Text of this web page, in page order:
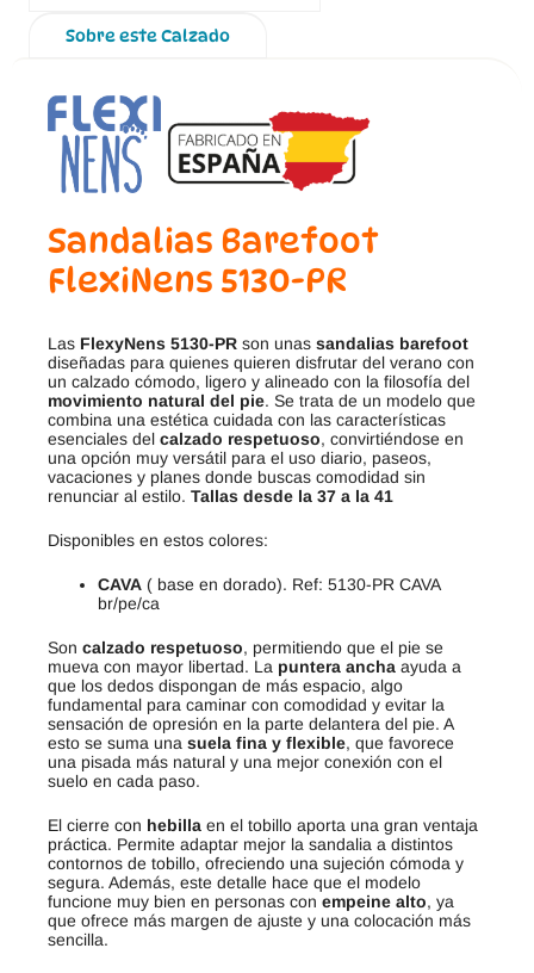
Sobre este Calzado
Sandalias Barefoot
FlexiNens 5130-PR
Las FlexyNens 5130-PR son unas sandalias barefoot
diseñadas para quienes quieren disfrutar del verano con
un calzado cómodo, ligero y alineado con la filosofía del
movimiento natural del pie. Se trata de un modelo que
combina una estética cuidada con las características
esenciales del calzado respetuoso, convirtiéndose en
una opción muy versátil para el uso diario, paseos,
vacaciones y planes donde buscas comodidad sin
renunciar al estilo. Tallas desde la 37 a la 41
Disponibles en estos colores:
CAVA ( base en dorado). Ref: 5130-PR CAVA
br/pe/ca
Son calzado respetuoso, permitiendo que el pie se
mueva con mayor libertad. La puntera ancha ayuda a
que los dedos dispongan de más espacio, algo
fundamental para caminar con comodidad y evitar la
sensación de opresión en la parte delantera del pie. A
esto se suma una suela fina y flexible, que favorece
una pisada más natural y una mejor conexión con el
suelo en cada paso.
El cierre con hebilla en el tobillo aporta una gran ventaja
práctica. Permite adaptar mejor la sandalia a distintos
contornos de tobillo, ofreciendo una sujeción cómoda y
segura. Además, este detalle hace que el modelo
funcione muy bien en personas con empeine alto, ya
que ofrece más margen de ajuste y una colocación más
sencilla.